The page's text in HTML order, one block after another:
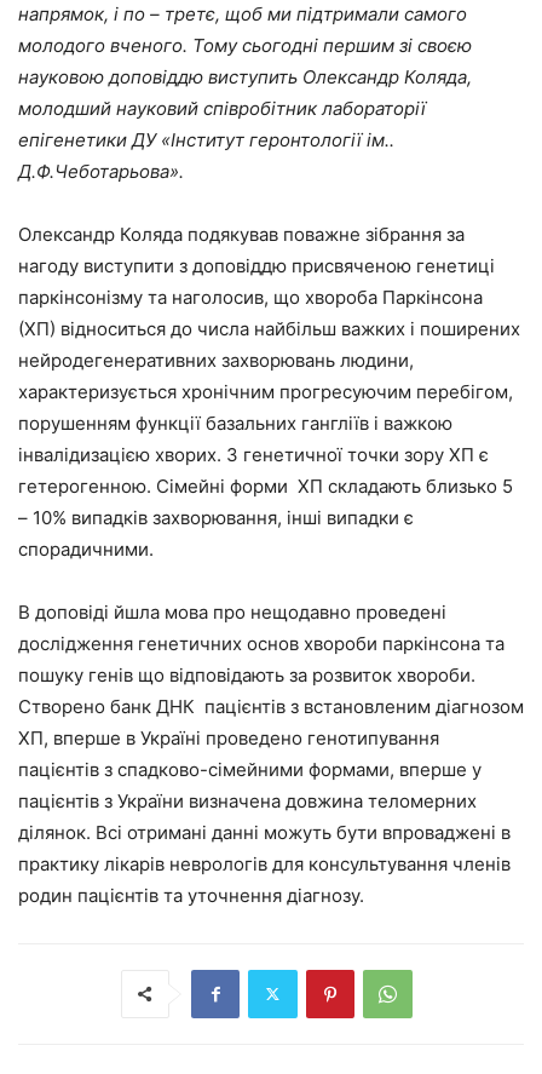
напрямок, і по – третє, щоб ми підтримали самого
молодого вченого. Тому сьогодні першим зі своєю
науковою доповіддю виступить Олександр Коляда,
молодший науковий співробітник лабораторії
епігенетики ДУ «Інститут геронтології ім..
Д.Ф.Чеботарьова».
Олександр Коляда подякував поважне зібрання за
нагоду виступити з доповіддю присвяченою генетиці
паркінсонізму та наголосив, що хвороба Паркінсона
(ХП) відноситься до числа найбільш важких і поширених
нейродегенеративних захворювань людини,
характеризується хронічним прогресуючим перебігом,
порушенням функції базальних гангліїв і важкою
інвалідизацією хворих. З генетичної точки зору ХП є
гетерогенною. Сімейні форми ХП складають близько 5
– 10% випадків захворювання, інші випадки є
спорадичними.
В доповіді йшла мова про нещодавно проведені
дослідження генетичних основ хвороби паркінсона та
пошуку генів що відповідають за розвиток хвороби.
Створено банк ДНК пацієнтів з встановленим діагнозом
ХП, вперше в Україні проведено генотипування
пацієнтів з спадково-сімейними формами, вперше у
пацієнтів з України визначена довжина теломерних
ділянок. Всі отримані данні можуть бути впроваджені в
практику лікарів неврологів для консультування членів
родин пацієнтів та уточнення діагнозу.